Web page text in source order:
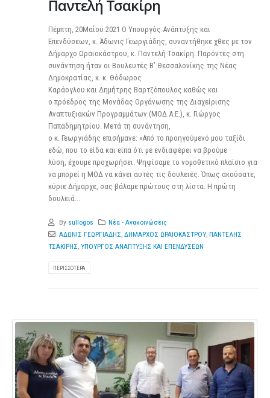
Παντελή Τσακίρη
Πέμπτη, 20Μαΐου 2021 Ο Υπουργός Ανάπτυξης και
Επενδύσεων, κ. Άδωνις Γεωργιάδης, συναντήθηκε χθες με τον
Δήμαρχο Ωραιοκάστρου, κ. Παντελή Τσακίρη. Παρόντες στη
συνάντηση ήταν οι Βουλευτές Β’ Θεσσαλονίκης της Νέας
Δημοκρατίας, κ. κ. Θόδωρος
Καράογλου και Δημήτρης Βαρτζόπουλος καθώς και
ο πρόεδρος της Μονάδας Οργάνωσης της Διαχείρισης
Αναπτυξιακών Προγραμμάτων (ΜΟΔ Α.Ε.), κ. Γιώργος
Παπαδημητρίου. Μετά τη συνάντηση,
ο κ. Γεωργιάδης επισήμανε: «Από το προηγούμενό μου ταξίδι
εδώ, που το είδα και είπα ότι με ενδιαφέρει να βρούμε
λύση, έχουμε προχωρήσει. Ψηφίσαμε το νομοθετικό πλαίσιο για
να μπορεί η ΜΟΔ να κάνει αυτές τις δουλειές. Όπως ακούσατε,
κύριε Δήμαρχε, σας βάλαμε πρώτους στη λίστα. Η πρώτη
δουλειά...
By sullogos
Νέα - Ανακοινώσεις
ΑΔΩΝΙΣ ΓΕΩΡΓΙΑΔΗΣ, ΔΗΜΑΡΧΟΣ ΩΡΑΙΟΚΑΣΤΡΟΥ, ΠΑΝΤΕΛΗΣ
ΤΣΑΚΙΡΗΣ, ΥΠΟΥΡΓΟΣ ΑΝΑΠΤΥΞΗΣ ΚΑΙ ΕΠΕΝΔΥΣΕΩΝ
ΠΕΡΙΣΣΌΤΕΡΑ